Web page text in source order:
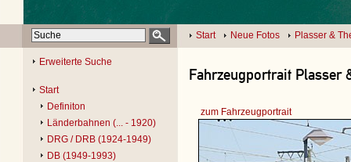
Start Neue Fotos Plasser &
Erweiterte Suche
Start
Definiton
Länderbahnen (... - 1920)
DRG / DRB (1924-1949)
DB (1949-1993)
Fahrzeugportrait Plasser
zum Fahrzeugportrait